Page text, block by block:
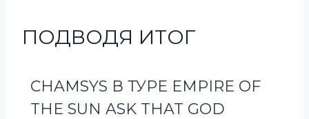
ПОДВОДЯ ИТОГ
CHAMSYS В ТУРЕ EMPIRE OF
THE SUN ASK THAT GOD